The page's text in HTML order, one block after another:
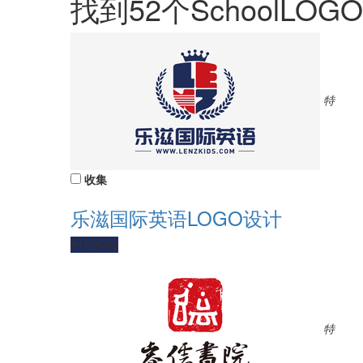
找到 52个
特
收集
乐滋国际英语LOGO设计
#1F2C59
特